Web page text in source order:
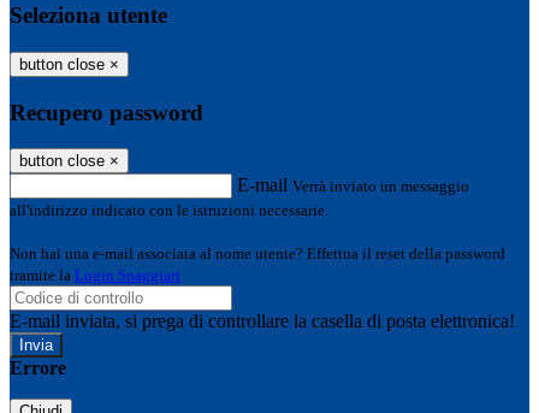
Seleziona utente
button close ×
Recupero password
button close ×
E-mail Verrà inviato un messaggio
all'indirizzo indicato con le istruzioni necessarie.
Non hai una e-mail associata al nome utente? Effettua il reset della password
tramite la Login Spaggiari
E-mail inviata, si prega di controllare la casella di posta elettronica!
Errore